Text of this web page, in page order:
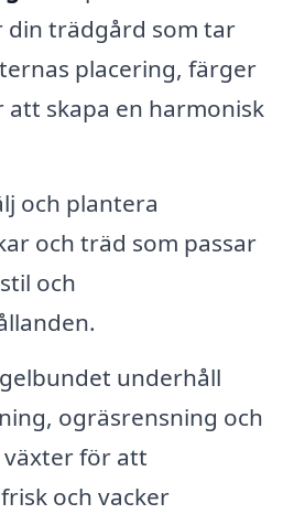
din trädgård som tar
placering, färger
skapa en harmonisk
och plantera
och träd som passar
och
underhåll
ogräsrensning och
för att
och vacker